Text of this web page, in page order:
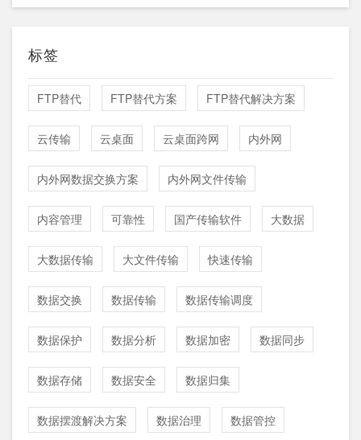
标签
FTP替代 FTP替代方案 FTP替代解决方案
云传输 云桌面 云桌面跨网 内外网
内外网数据交换方案 内外网文件传输
内容管理 可靠性 国产传输软件 大数据
大数据传输 大文件传输 快速传输
数据交换 数据传输 数据传输调度
数据保护 数据分析 数据加密 数据同步
数据存储 数据安全 数据归集
数据摆渡解决方案 数据治理 数据管控